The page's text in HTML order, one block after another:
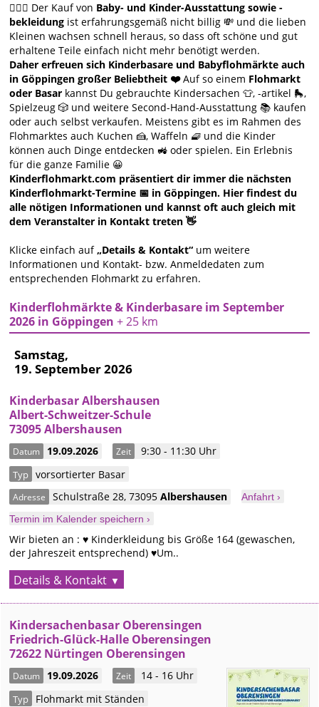
🙋🏻‍♀️ Der Kauf von Baby- und Kinder-Ausstattung sowie -
bekleidung ist erfahrungsgemäß nicht billig 💸 und die lieben
Kleinen wachsen schnell heraus, so dass oft schöne und gut
erhaltene Teile einfach nicht mehr benötigt werden.
Daher erfreuen sich Kinderbasare und Babyflohmärkte auch
in Göppingen großer Beliebtheit ❤️Auf so einem Flohmarkt
oder Basar kannst Du gebrauchte Kindersachen 👕, -artikel 🛼,
Spielzeug 🎲 und weitere Second-Hand-Ausstattung 📚 kaufen
oder auch selbst verkaufen. Meistens gibt es im Rahmen des
Flohmarktes auch Kuchen 🍰, Waffeln 🧇 und die Kinder
können auch Dinge entdecken 🚜 oder spielen. Ein Erlebnis
für die ganze Familie 😀
Kinderflohmarkt.com präsentiert dir immer die nächsten
Kinderflohmarkt-Termine 📅 in Göppingen. Hier findest du
alle nötigen Informationen und kannst oft auch gleich mit
dem Veranstalter in Kontakt treten 👋
Klicke einfach auf„Details & Kontakt“ um weitere
Informationen und Kontakt- bzw. Anmeldedaten zum
entsprechenden Flohmarkt zu erfahren.
Kinderflohmärkte & Kinderbasare im September
2026 in Göppingen+ 25 km
Samstag,
19. September 2026
Kinderbasar Albershausen
Albert-Schweitzer-Schule
73095 Albershausen
Datum 19.09.2026 Zeit 9:30 - 11:30 Uhr
Typ vorsortierter Basar
Adresse Schulstraße 28,73095Albershausen
Anfahrt ›
Termin im Kalender speichern ›
Wir bieten an : ♥ Kinderkleidung bis Größe 164 (gewaschen,
der Jahreszeit entsprechend) ♥Um..
Details & Kontakt
Kindersachenbasar Oberensingen
Friedrich-Glück-Halle Oberensingen
72622 Nürtingen Oberensingen
Datum 19.09.2026 Zeit 14 - 16 Uhr
Typ Flohmarkt mit Ständen